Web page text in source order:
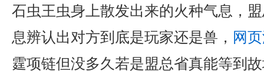
石虫王虫身上散发出来的火种气息，
息辨认出对方到底是玩家还是兽， 网
霆项链但没多久若是盟总省真能等到